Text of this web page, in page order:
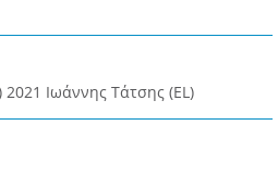
2021 Ιωάννης Τάτσης (EL)